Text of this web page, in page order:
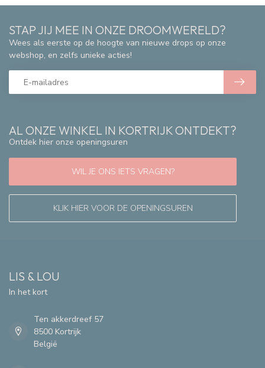
AL ONZE WINKEL IN KORTRIJK ONTDEKT?
Ontdek hier onze openingsuren
WIL JE ONS IETS VRAGEN?
KLIK HIER VOOR DE OPENINGSUREN
STAP JIJ MEE IN ONZE DROOMWERELD?
Wees als eerste op de hoogte van nieuwe drops op onze
webshop, en zelfs unieke acties!
LIS & LOU
In het kort
Ten akkerdreef 57
8500 Kortrijk
België